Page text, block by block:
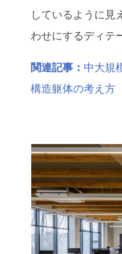
しているように見
わせにするディテ
関連記事： 中大規
構造躯体の考え方